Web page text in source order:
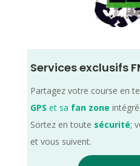
Services exclusifs
Partagez votre course en
GPS et sa fan zone
Sortez en toute sécurité;
et vous suivent.